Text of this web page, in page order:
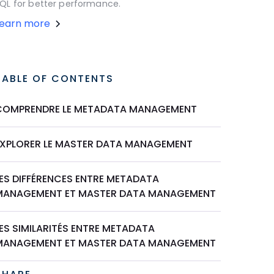
for better performance.
more
OF CONTENTS
LE METADATA MANAGEMENT
LE MASTER DATA MANAGEMENT
DIFFÉRENCES ENTRE METADATA
ET MASTER DATA MANAGEMENT
SIMILARITÉS ENTRE METADATA
ET MASTER DATA MANAGEMENT